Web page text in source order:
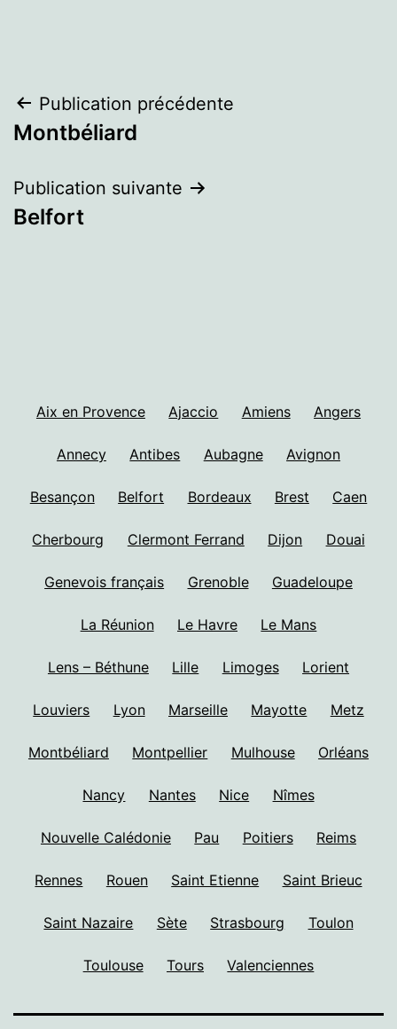
Navigation
de
l’article
Publication précédente
Montbéliard
Publication suivante
Belfort
Aix en Provence Ajaccio Amiens Angers
Annecy Antibes Aubagne Avignon
Besançon Belfort Bordeaux Brest Caen
Cherbourg Clermont Ferrand Dijon Douai
Genevois français Grenoble Guadeloupe
La Réunion Le Havre Le Mans
Lens – Béthune Lille Limoges Lorient
Louviers Lyon Marseille Mayotte Metz
Montbéliard Montpellier Mulhouse Orléans
Nancy Nantes Nice Nîmes
Nouvelle Calédonie Pau Poitiers Reims
Rennes Rouen Saint Etienne Saint Brieuc
Saint Nazaire Sète Strasbourg Toulon
Toulouse Tours Valenciennes